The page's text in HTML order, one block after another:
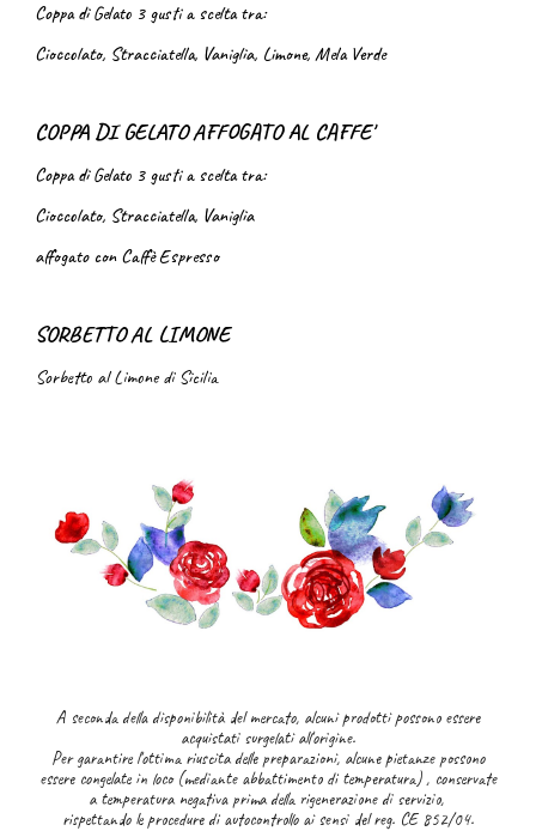
Coppa di Gelato 3 gusti a scelta tra:
Cioccolato, Stracciatella, Vaniglia, Limone, Mela Verde
COPPA DI GELATO AFFOGATO AL CAFFE'
Coppa di Gelato 3 gusti a scelta tra:
Cioccolato, Stracciatella, Vaniglia
affogato con Caffè Espresso
SORBETTO AL LIMONE
Sorbetto al Limone di Sicilia
A seconda della disponibilità del mercato, alcuni prodotti possono essere
acquistati surgelati all'origine.
Per garantire l'ottima riuscita delle preparazioni, alcune pietanze possono
essere congelate in loco (mediante abbattimento di temperatura) , conservate
a temperatura negativa prima della rigenerazione di servizio,
rispettando le procedure di autocontrollo ai sensi del reg. CE 852/04.